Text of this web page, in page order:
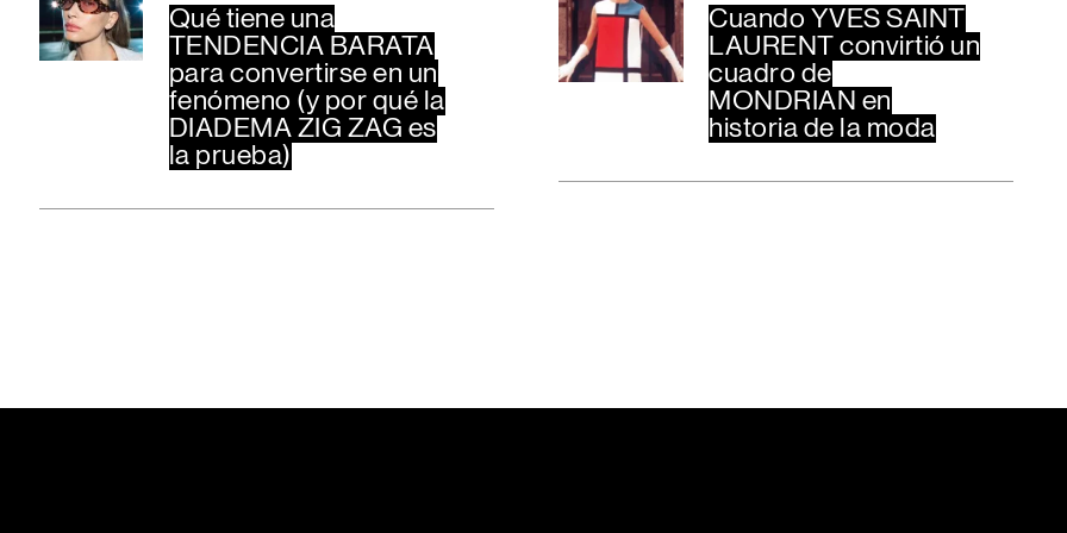
Qué tiene una
TENDENCIA BARATA
para convertirse en un
fenómeno (y por qué la
DIADEMA ZIG ZAG es
la prueba)
Cuando YVES SAINT
LAURENT convirtió un
cuadro de
MONDRIAN en
historia de la moda